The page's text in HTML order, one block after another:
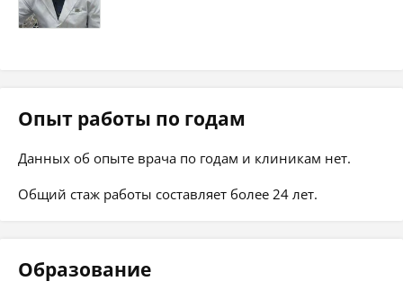
Опыт работы по годам
Данных об опыте врача по годам и клиникам нет.
Общий стаж работы составляет более 24 лет.
Образование